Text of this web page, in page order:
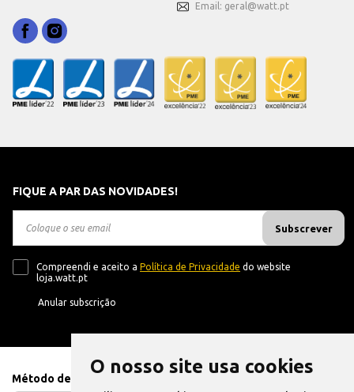
O nosso site usa cookies
Email: geral@watt.pt
FIQUE A PAR DAS NOVIDADES!
Subscrever
Compreendi e aceito a Política de Privacidade do website
loja.watt.pt
Anular subscrição
Método de Pagamento